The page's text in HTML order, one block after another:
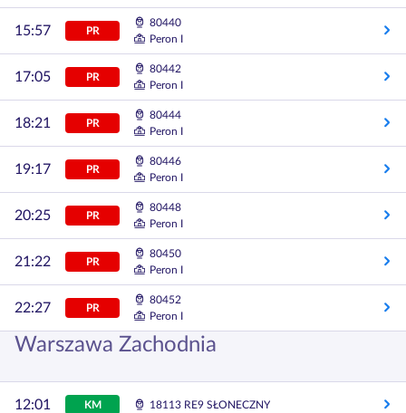
15:57 PR
80440
Peron I
17:05 PR
80442
Peron I
18:21 PR
80444
Peron I
19:17 PR
80446
Peron I
20:25 PR
80448
Peron I
21:22 PR
80450
Peron I
22:27 PR
80452
Peron I
Warszawa Zachodnia
12:01 KM 18113 RE9 SŁONECZNY